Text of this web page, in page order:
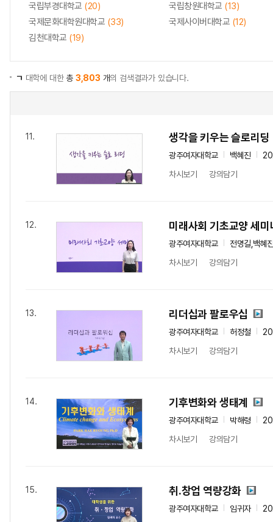
국립부경대학교 (20) 국립창원대학교 (13)
국제문화대학원대학교 (33) 국제사이버대학교 (12)
김천대학교 (19)
ㄱ 대학에 대한총 3,803 개의 검색결과가 있습니다.
11. 생각을 키우는 슬로리딩
광주여자대학교 백혜진
차시보기
강의담기
12. 미래사회 기초교양 세미
광주여자대학교
전명길,백혜
차시보기
강의담기
13. 리더십과 팔로우십
광주여자대학교 허정철
차시보기
강의담기
14. 기후변화와 생태계
광주여자대학교 박해령
차시보기
강의담기
15. 취.창업 역량강화
광주여자대학교 임귀자